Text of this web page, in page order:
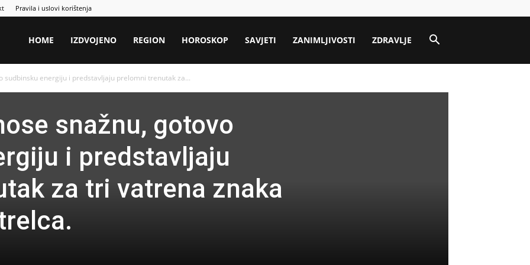
Pravila i uslovi korištenja
HOME IZDVOJENO REGION HOROSKOP SAVJETI ZANIMLJIVOSTI ZDRAVLJE
sudbinsku energiju i predstavljaju prelomni trenutak za...
snažnu, gotovo
i predstavljaju
za tri vatrena znaka